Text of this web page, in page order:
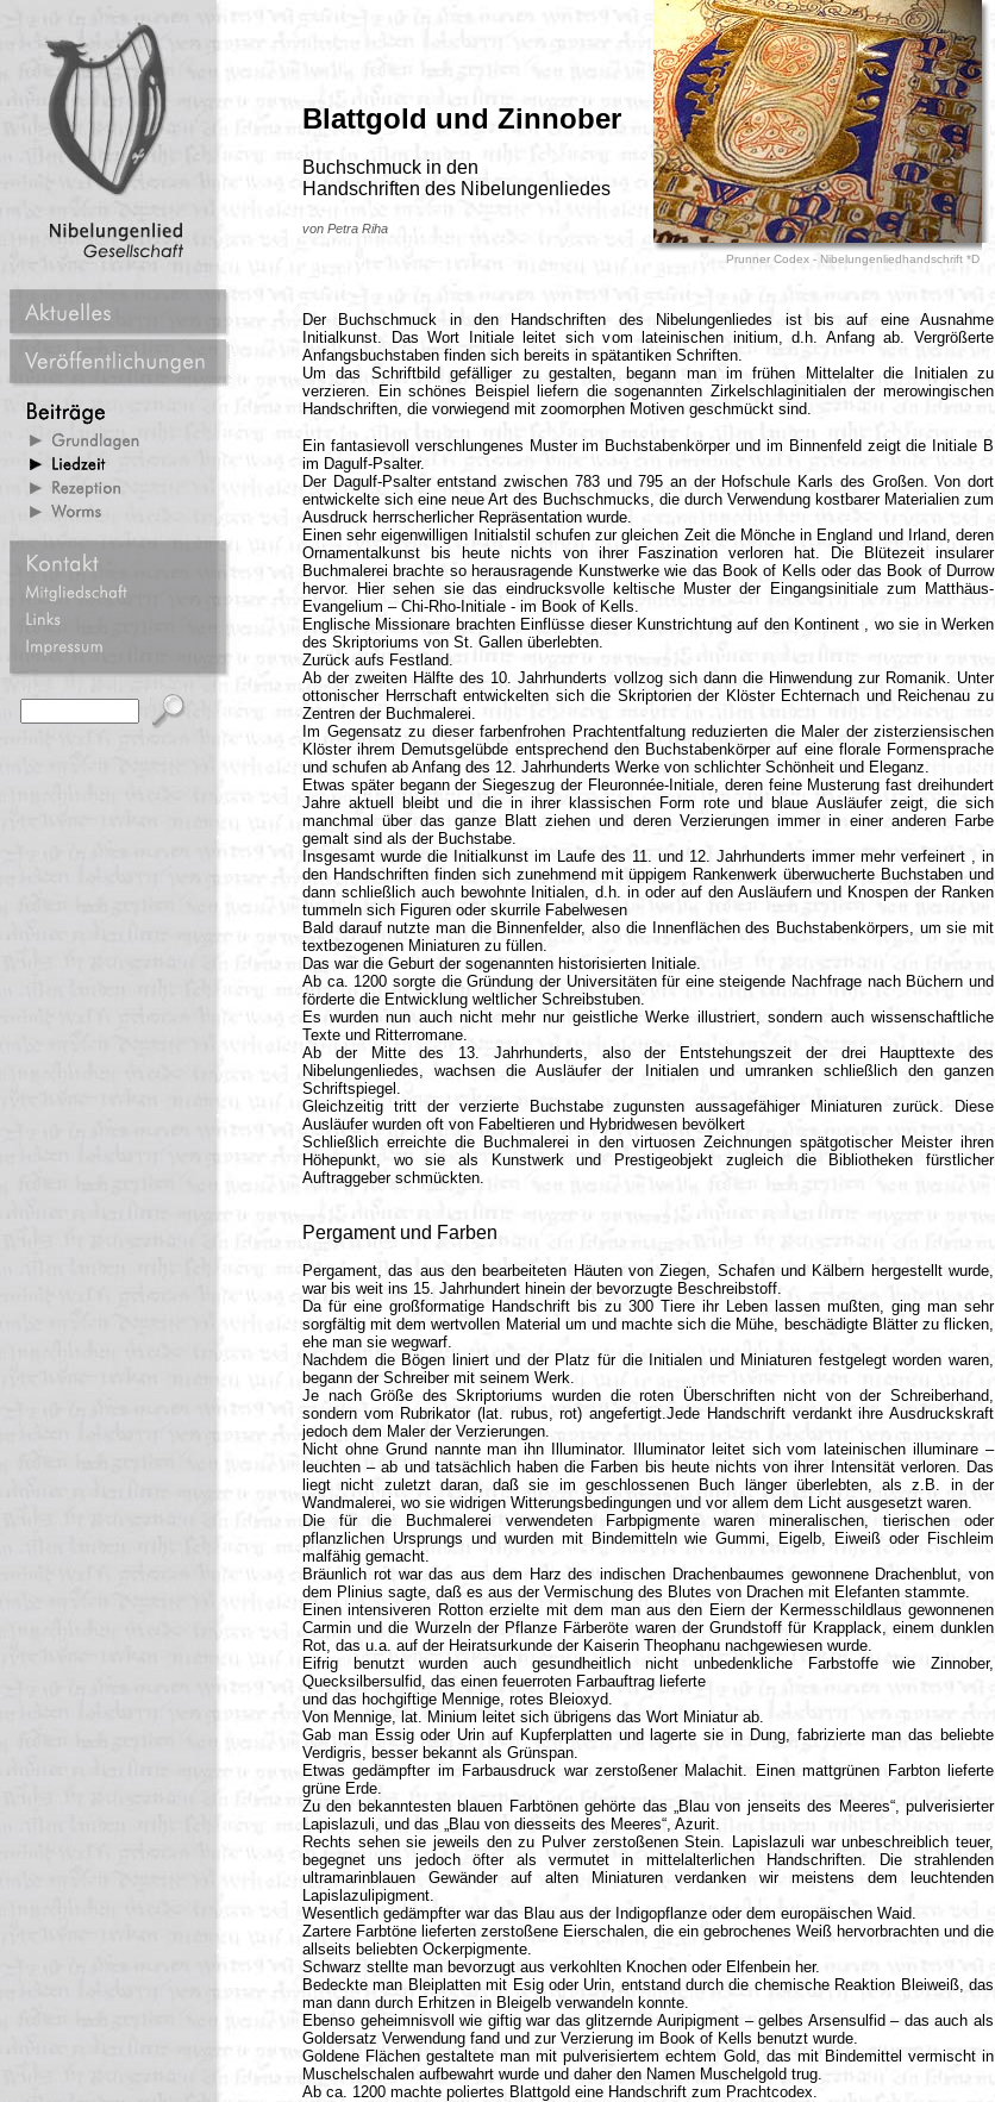
Blattgold und Zinnober
Buchschmuck in den
Handschriften des Nibelungenliedes
von Petra Riha
Prunner Codex - Nibelungenliedhandschrift *D
Der Buchschmuck in den Handschriften des Nibelungenliedes ist bis auf eine Ausnahme
Initialkunst. Das Wort Initiale leitet sich vom lateinischen initium, d.h. Anfang ab. Vergrößerte
Anfangsbuchstaben finden sich bereits in spätantiken Schriften.
Um das Schriftbild gefälliger zu gestalten, begann man im frühen Mittelalter die Initialen zu
verzieren. Ein schönes Beispiel liefern die sogenannten Zirkelschlaginitialen der merowingischen
Handschriften, die vorwiegend mit zoomorphen Motiven geschmückt sind.
Ein fantasievoll verschlungenes Muster im Buchstabenkörper und im Binnenfeld zeigt die Initiale B
im Dagulf-Psalter.
Der Dagulf-Psalter entstand zwischen 783 und 795 an der Hofschule Karls des Großen. Von dort
entwickelte sich eine neue Art des Buchschmucks, die durch Verwendung kostbarer Materialien zum
Ausdruck herrscherlicher Repräsentation wurde.
Einen sehr eigenwilligen Initialstil schufen zur gleichen Zeit die Mönche in England und Irland, deren
Ornamentalkunst bis heute nichts von ihrer Faszination verloren hat. Die Blütezeit insularer
Buchmalerei brachte so herausragende Kunstwerke wie das Book of Kells oder das Book of Durrow
hervor. Hier sehen sie das eindrucksvolle keltische Muster der Eingangsinitiale zum Matthäus-
Evangelium – Chi-Rho-Initiale - im Book of Kells.
Englische Missionare brachten Einflüsse dieser Kunstrichtung auf den Kontinent , wo sie in Werken
des Skriptoriums von St. Gallen überlebten.
Zurück aufs Festland.
Ab der zweiten Hälfte des 10. Jahrhunderts vollzog sich dann die Hinwendung zur Romanik. Unter
ottonischer Herrschaft entwickelten sich die Skriptorien der Klöster Echternach und Reichenau zu
Zentren der Buchmalerei.
Im Gegensatz zu dieser farbenfrohen Prachtentfaltung reduzierten die Maler der zisterziensischen
Klöster ihrem Demutsgelübde entsprechend den Buchstabenkörper auf eine florale Formensprache
und schufen ab Anfang des 12. Jahrhunderts Werke von schlichter Schönheit und Eleganz.
Etwas später begann der Siegeszug der Fleuronnée-Initiale, deren feine Musterung fast dreihundert
Jahre aktuell bleibt und die in ihrer klassischen Form rote und blaue Ausläufer zeigt, die sich
manchmal über das ganze Blatt ziehen und deren Verzierungen immer in einer anderen Farbe
gemalt sind als der Buchstabe.
Insgesamt wurde die Initialkunst im Laufe des 11. und 12. Jahrhunderts immer mehr verfeinert , in
den Handschriften finden sich zunehmend mit üppigem Rankenwerk überwucherte Buchstaben und
dann schließlich auch bewohnte Initialen, d.h. in oder auf den Ausläufern und Knospen der Ranken
tummeln sich Figuren oder skurrile Fabelwesen
Bald darauf nutzte man die Binnenfelder, also die Innenflächen des Buchstabenkörpers, um sie mit
textbezogenen Miniaturen zu füllen.
Das war die Geburt der sogenannten historisierten Initiale.
Ab ca. 1200 sorgte die Gründung der Universitäten für eine steigende Nachfrage nach Büchern und
förderte die Entwicklung weltlicher Schreibstuben.
Es wurden nun auch nicht mehr nur geistliche Werke illustriert, sondern auch wissenschaftliche
Texte und Ritterromane.
Ab der Mitte des 13. Jahrhunderts, also der Entstehungszeit der drei Haupttexte des
Nibelungenliedes, wachsen die Ausläufer der Initialen und umranken schließlich den ganzen
Schriftspiegel.
Gleichzeitig tritt der verzierte Buchstabe zugunsten aussagefähiger Miniaturen zurück. Diese
Ausläufer wurden oft von Fabeltieren und Hybridwesen bevölkert
Schließlich erreichte die Buchmalerei in den virtuosen Zeichnungen spätgotischer Meister ihren
Höhepunkt, wo sie als Kunstwerk und Prestigeobjekt zugleich die Bibliotheken fürstlicher
Auftraggeber schmückten.
Pergament und Farben
Pergament, das aus den bearbeiteten Häuten von Ziegen, Schafen und Kälbern hergestellt wurde,
war bis weit ins 15. Jahrhundert hinein der bevorzugte Beschreibstoff.
Da für eine großformatige Handschrift bis zu 300 Tiere ihr Leben lassen mußten, ging man sehr
sorgfältig mit dem wertvollen Material um und machte sich die Mühe, beschädigte Blätter zu flicken,
ehe man sie wegwarf.
Nachdem die Bögen liniert und der Platz für die Initialen und Miniaturen festgelegt worden waren,
begann der Schreiber mit seinem Werk.
Je nach Größe des Skriptoriums wurden die roten Überschriften nicht von der Schreiberhand,
sondern vom Rubrikator (lat. rubus, rot) angefertigt.Jede Handschrift verdankt ihre Ausdruckskraft
jedoch dem Maler der Verzierungen.
Nicht ohne Grund nannte man ihn Illuminator. Illuminator leitet sich vom lateinischen illuminare –
leuchten – ab und tatsächlich haben die Farben bis heute nichts von ihrer Intensität verloren. Das
liegt nicht zuletzt daran, daß sie im geschlossenen Buch länger überlebten, als z.B. in der
Wandmalerei, wo sie widrigen Witterungsbedingungen und vor allem dem Licht ausgesetzt waren.
Die für die Buchmalerei verwendeten Farbpigmente waren mineralischen, tierischen oder
pflanzlichen Ursprungs und wurden mit Bindemitteln wie Gummi, Eigelb, Eiweiß oder Fischleim
malfähig gemacht.
Bräunlich rot war das aus dem Harz des indischen Drachenbaumes gewonnene Drachenblut, von
dem Plinius sagte, daß es aus der Vermischung des Blutes von Drachen mit Elefanten stammte.
Einen intensiveren Rotton erzielte mit dem man aus den Eiern der Kermesschildlaus gewonnenen
Carmin und die Wurzeln der Pflanze Färberöte waren der Grundstoff für Krapplack, einem dunklen
Rot, das u.a. auf der Heiratsurkunde der Kaiserin Theophanu nachgewiesen wurde.
Eifrig benutzt wurden auch gesundheitlich nicht unbedenkliche Farbstoffe wie Zinnober,
Quecksilbersulfid, das einen feuerroten Farbauftrag lieferte
und das hochgiftige Mennige, rotes Bleioxyd.
Von Mennige, lat. Minium leitet sich übrigens das Wort Miniatur ab.
Gab man Essig oder Urin auf Kupferplatten und lagerte sie in Dung, fabrizierte man das beliebte
Verdigris, besser bekannt als Grünspan.
Etwas gedämpfter im Farbausdruck war zerstoßener Malachit. Einen mattgrünen Farbton lieferte
grüne Erde.
Zu den bekanntesten blauen Farbtönen gehörte das „Blau von jenseits des Meeres“, pulverisierter
Lapislazuli, und das „Blau von diesseits des Meeres“, Azurit.
Rechts sehen sie jeweils den zu Pulver zerstoßenen Stein. Lapislazuli war unbeschreiblich teuer,
begegnet uns jedoch öfter als vermutet in mittelalterlichen Handschriften. Die strahlenden
ultramarinblauen Gewänder auf alten Miniaturen verdanken wir meistens dem leuchtenden
Lapislazulipigment.
Wesentlich gedämpfter war das Blau aus der Indigopflanze oder dem europäischen Waid.
Zartere Farbtöne lieferten zerstoßene Eierschalen, die ein gebrochenes Weiß hervorbrachten und die
allseits beliebten Ockerpigmente.
Schwarz stellte man bevorzugt aus verkohlten Knochen oder Elfenbein her.
Bedeckte man Bleiplatten mit Esig oder Urin, entstand durch die chemische Reaktion Bleiweiß, das
man dann durch Erhitzen in Bleigelb verwandeln konnte.
Ebenso geheimnisvoll wie giftig war das glitzernde Auripigment – gelbes Arsensulfid – das auch als
Goldersatz Verwendung fand und zur Verzierung im Book of Kells benutzt wurde.
Goldene Flächen gestaltete man mit pulverisiertem echtem Gold, das mit Bindemittel vermischt in
Muschelschalen aufbewahrt wurde und daher den Namen Muschelgold trug.
Ab ca. 1200 machte poliertes Blattgold eine Handschrift zum Prachtcodex.